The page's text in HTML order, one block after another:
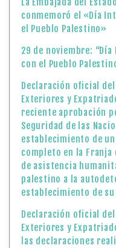
conmemoró el «Día
el Pueblo Palestino»
29 de noviembre:
con el Pueblo
Declaración oficial
Exteriores y
reciente aprobación
Seguridad de las
establecimiento de
completo en la Franja
de asistencia
palestino a la
establecimiento de
Declaración oficial
Exteriores y
las declaraciones